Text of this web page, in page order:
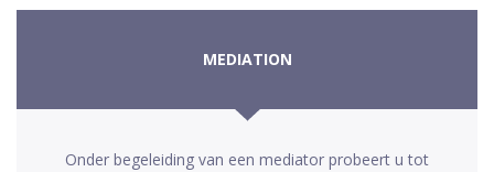
MEDIATION
Onder begeleiding van een mediator probeert u tot